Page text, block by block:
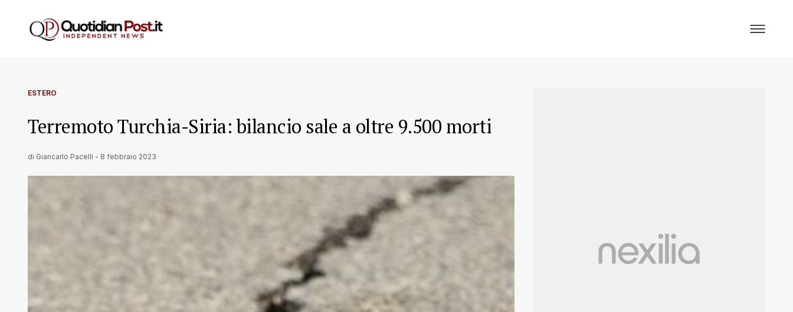
ESTERO
Terremoto Turchia-Siria: bilancio sale a oltre 9.500 morti
di Giancarlo Pacelli - 8 febbraio 2023